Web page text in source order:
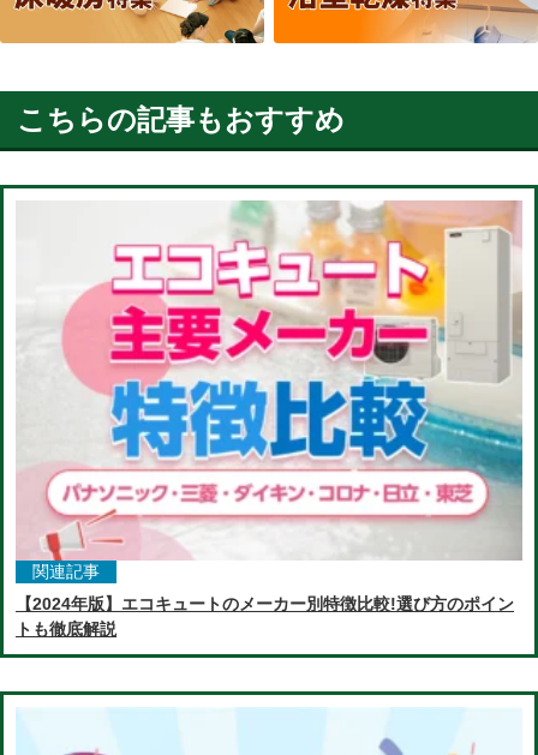
こちらの記事もおすすめ
関連記事
【2024年版】エコキュートのメーカー別特徴比較!選び方のポイン
トも徹底解説